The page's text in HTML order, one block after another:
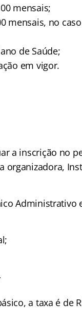
mensais;
mensais, no
de Saúde;
em vigor.
a inscrição no
organizadora,
Administrativo
a taxa é de